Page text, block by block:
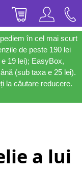
în cel mai scurt
de peste 190 lei
19 lei); EasyBox,
(sub taxa e 25 lei).
la căutare reducere.
a lui